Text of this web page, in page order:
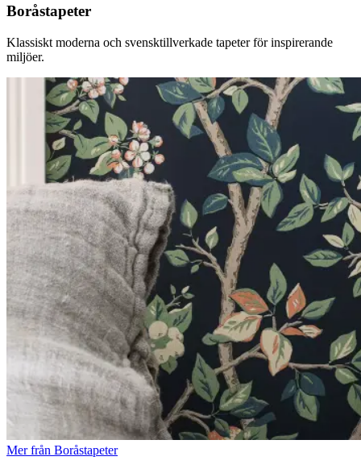
Boråstapeter
Klassiskt moderna och svensktillverkade tapeter för inspirerande
miljöer.
Mer från Boråstapeter